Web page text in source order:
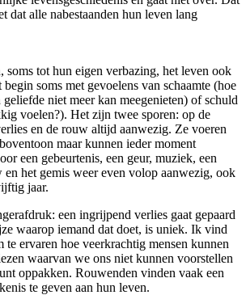
dat alle nabestaanden hun leven lang
soms tot hun eigen verbazing, het leven ook
soms met gevoelens van schaamte (hoe
niet meer kan meegenieten) of schuld
voelen?). Het zijn twee sporen: op de
en de rouw altijd aanwezig. Ze voeren
maar kunnen ieder moment
een gebeurtenis, een geur, muziek, een
en het gemis weer even volop aanwezig, ook
jaar.
een ingrijpend verlies gaat gepaard
waarop iemand dat doet, is uniek. Ik vind
ervaren hoe veerkrachtig mensen kunnen
waarvan we ons niet kunnen voorstellen
oppakken. Rouwenden vinden vaak een
te geven aan hun leven.